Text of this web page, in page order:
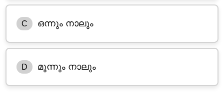
C ഒന്നും നാലും
D മൂന്നും നാലും